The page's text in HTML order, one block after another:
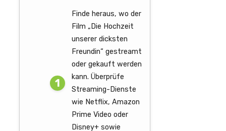
Finde heraus, wo der
Film „Die Hochzeit
unserer dicksten
Freundin“ gestreamt
oder gekauft werden
kann. Überprüfe
Streaming-Dienste
wie Netflix, Amazon
Prime Video oder
Disney+ sowie